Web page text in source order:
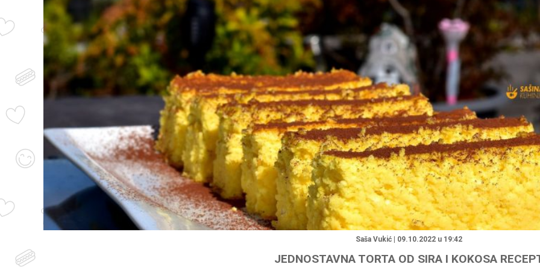
"
Saša Vukić | 09.10.2022 u 19:42
JEDNOSTAVNA TORTA OD SIRA I KOKOSA